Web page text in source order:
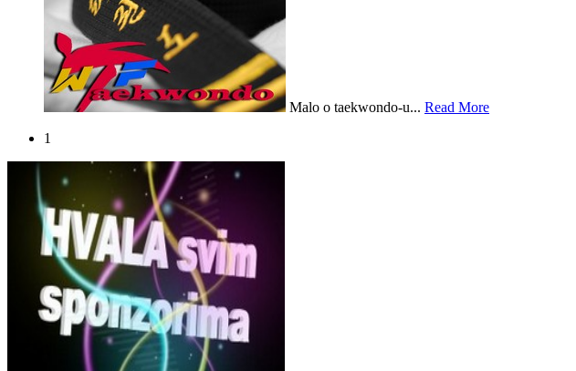
Malo o taekwondo-u... Read More
1